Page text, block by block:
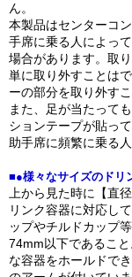
ん。
本製品はセンターコ
手席に乗る人によっ
場合があります。取
単に取り外すことは
ーの部分を取り外す
また、足が当たって
ションテープが貼って
助手席に頻繁に乗る
■●様々なサイズのドリ
上から見た時に【直
リンク容器に対応し
ップやチルドカップ
74mm以下であるこ
な容器をホールドで